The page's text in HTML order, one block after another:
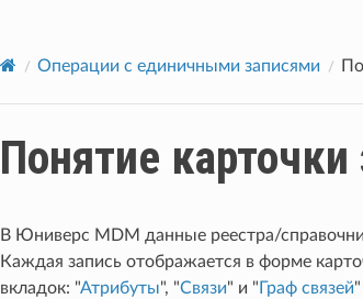
Операции с единичными записями
Понятие карточки
В Юниверс MDM данные реестра/
Каждая запись отображается в форме
вкладок: "Атрибуты", "Связи" и "Граф связей